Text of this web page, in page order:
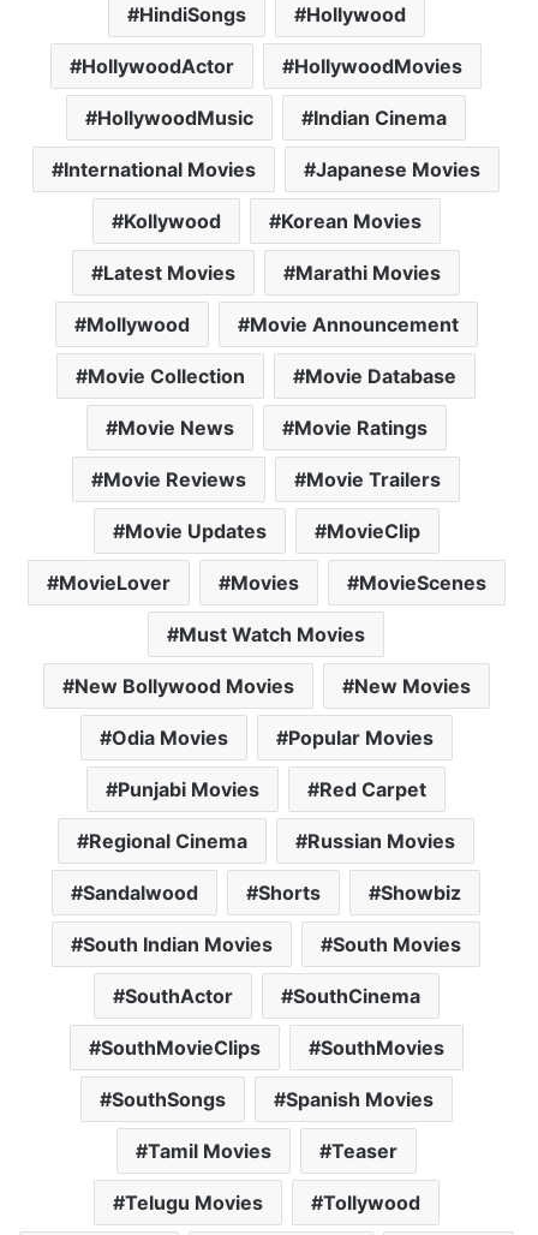
HindiSongs Hollywood
HollywoodActor HollywoodMovies
HollywoodMusic Indian Cinema
International Movies Japanese Movies
Kollywood Korean Movies
Latest Movies Marathi Movies
Mollywood Movie Announcement
Movie Collection Movie Database
Movie News Movie Ratings
Movie Reviews Movie Trailers
Movie Updates MovieClip
MovieLover Movies MovieScenes
Must Watch Movies
New Bollywood Movies New Movies
Odia Movies Popular Movies
Punjabi Movies Red Carpet
Regional Cinema Russian Movies
Sandalwood Shorts Showbiz
South Indian Movies South Movies
SouthActor SouthCinema
SouthMovieClips SouthMovies
SouthSongs Spanish Movies
Tamil Movies Teaser
Telugu Movies Tollywood